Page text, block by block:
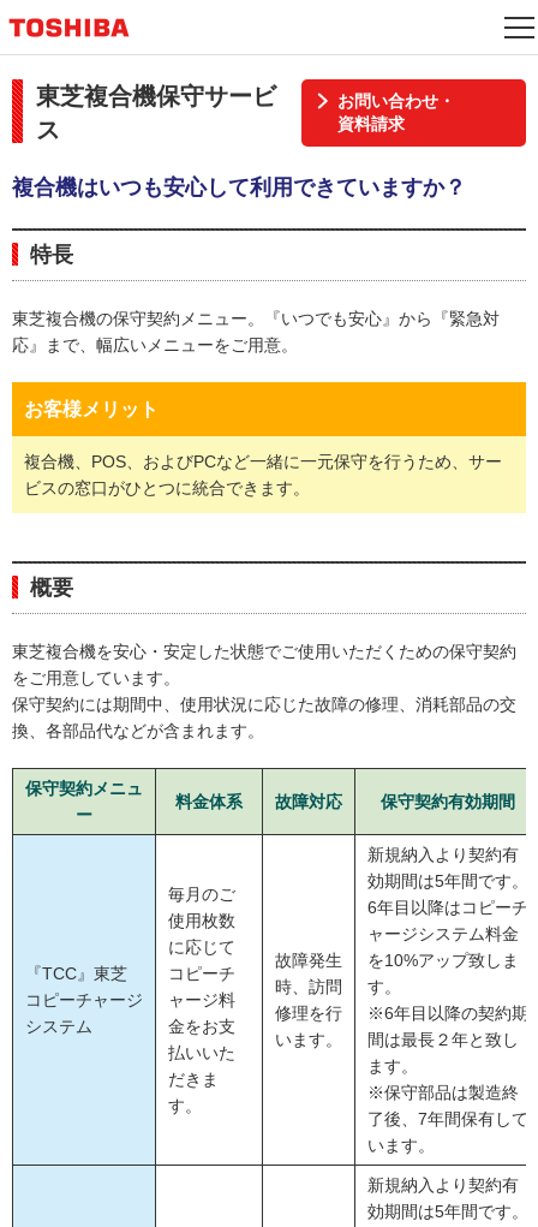
東芝複合機保守サービ
ス
お問い合わせ・
資料請求
複合機はいつも安心して利用できていますか？
特長
東芝複合機の保守契約メニュー。『いつでも安心』から『緊急対
応』まで、幅広いメニューをご用意。
お客様メリット
複合機、POS、およびPCなど一緒に一元保守を行うため、サー
ビスの窓口がひとつに統合できます。
概要
東芝複合機を安心・安定した状態でご使用いただくための保守契約
をご用意しています。
保守契約には期間中、使用状況に応じた故障の修理、消耗部品の交
換、各部品代などが含まれます。
保守契約メニュ
ー
料金体系 故障対応 保守契約有効期間
『TCC』東芝
コピーチャージ
システム
毎月のご
使用枚数
に応じて
コピーチ
ャージ料
金をお支
払いいた
だきま
す。
故障発生
時、訪問
修理を行
います。
新規納入より契約有
効期間は5年間です。
6年目以降はコピーチ
ャージシステム料金
を10%アップ致しま
す。
※6年目以降の契約期
間は最長２年と致し
ます。
※保守部品は製造終
了後、7年間保有して
います。
新規納入より契約有
効期間は5年間です。